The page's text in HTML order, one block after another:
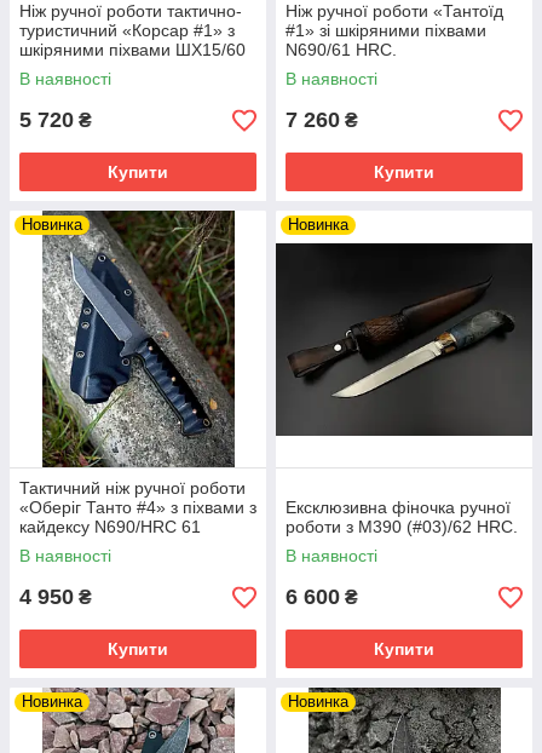
Ніж ручної роботи тактично-
туристичний «Корсар #1» з
шкіряними піхвами ШХ15/60
HRC.
В наявності
5 720 ₴
Купити
Ніж ручної роботи «Тантоїд
#1» зі шкіряними піхвами
N690/61 HRC.
В наявності
7 260 ₴
Купити
Новинка
Тактичний ніж ручної роботи
«Оберіг Танто #4» з піхвами з
кайдексу N690/HRC 61
В наявності
4 950 ₴
Купити
Новинка
Ексклюзивна фіночка ручної
роботи з М390 (#03)/62 HRC.
В наявності
6 600 ₴
Купити
Новинка Новинка